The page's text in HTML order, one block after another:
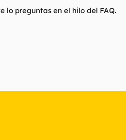
lo preguntas en el hilo del FAQ.